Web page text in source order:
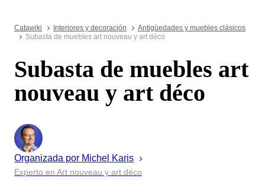
Catawiki Interiores y decoración
Antigüedades y muebles clásicos
Subasta de muebles art nouveau y art déco
Subasta de muebles art
nouveau y art déco
Organizada por Michel Karis
Experto en Art nouveau y art déco